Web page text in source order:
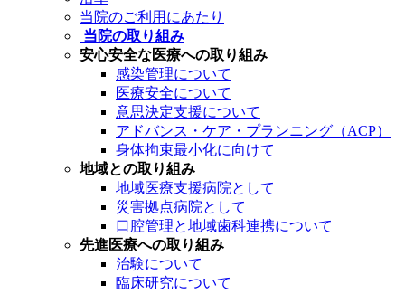
当院のご利用にあたり
当院の取り組み
安心安全な医療への取り組み
感染管理について
医療安全について
意思決定支援について
アドバンス・ケア・プランニング（ACP）
身体拘束最小化に向けて
地域との取り組み
地域医療支援病院として
災害拠点病院として
口腔管理と地域歯科連携について
先進医療への取り組み
治験について
臨床研究について